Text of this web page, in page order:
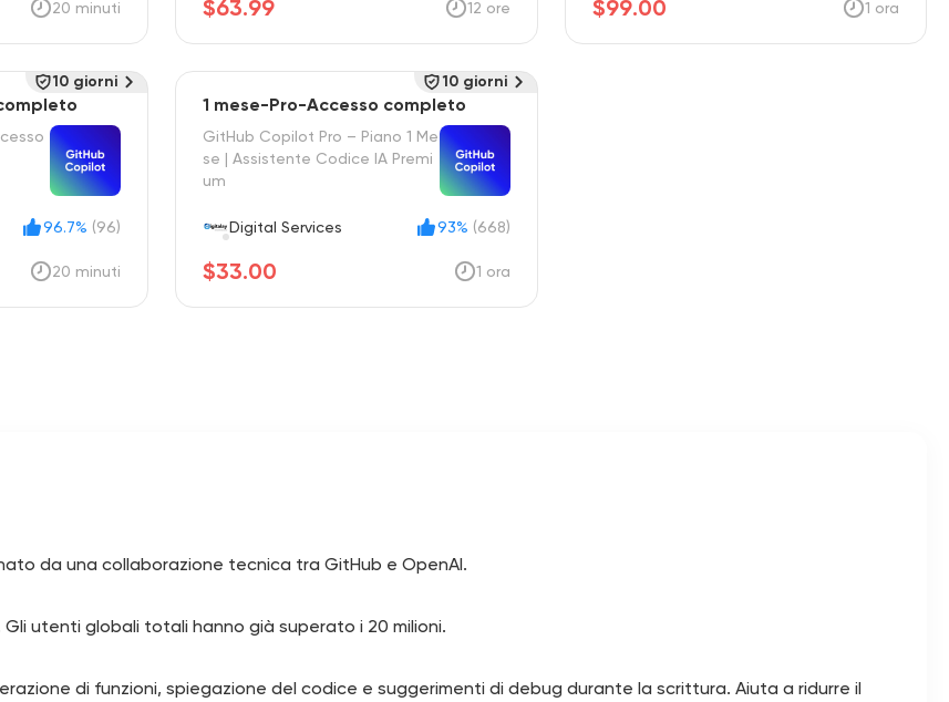
20 minuti $63.99 12 ore $99.00 1 ora
96.7% (96)
20 minuti
10 giorni
1 mese-Pro-Accesso completo
GitHub Copilot Pro – Piano 1 Me
se | Assistente Codice IA Premi
um
Digital Services 93% (668)
$33.00 1 ora
10 giorni
da una collaborazione tecnica tra GitHub e OpenAI.
utenti globali totali hanno già superato i 20 milioni.
di funzioni, spiegazione del codice e suggerimenti di debug durante la scrittura. Aiuta a ridurre il